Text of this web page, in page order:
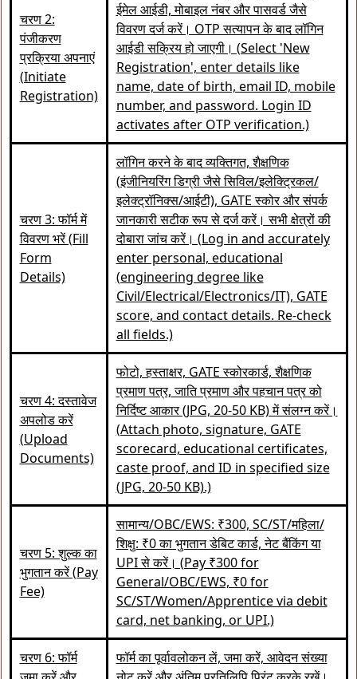
चरण 2:
पंजीकरण
प्रक्रिया अपनाएं
(Initiate
Registration)
ईमेल आईडी, मोबाइल नंबर और पासवर्ड जैसे
विवरण दर्ज करें। OTP सत्यापन के बाद लॉगिन
आईडी सक्रिय हो जाएगी। (Select 'New
Registration', enter details like
name, date of birth, email ID, mobile
number, and password. Login ID
activates after OTP verification.)
चरण 3: फॉर्म में
विवरण भरें (Fill
Form
Details)
लॉगिन करने के बाद व्यक्तिगत, शैक्षणिक
(इंजीनियरिंग डिग्री जैसे सिविल/इलेक्ट्रिकल/
इलेक्ट्रॉनिक्स/आईटी), GATE स्कोर और संपर्क
जानकारी सटीक रूप से दर्ज करें। सभी क्षेत्रों की
दोबारा जांच करें। (Log in and accurately
enter personal, educational
(engineering degree like
Civil/Electrical/Electronics/IT), GATE
score, and contact details. Re-check
all fields.)
चरण 4: दस्तावेज
अपलोड करें
(Upload
Documents)
फोटो, हस्ताक्षर, GATE स्कोरकार्ड, शैक्षणिक
प्रमाण पत्र, जाति प्रमाण और पहचान पत्र को
निर्दिष्ट आकार (JPG, 20-50 KB) में संलग्न करें।
(Attach photo, signature, GATE
scorecard, educational certificates,
caste proof, and ID in specified size
(JPG, 20-50 KB).)
चरण 5: शुल्क का
भुगतान करें (Pay
Fee)
सामान्य/OBC/EWS: ₹300, SC/ST/महिला/
शिक्षु: ₹0 का भुगतान डेबिट कार्ड, नेट बैंकिंग या
UPI से करें। (Pay ₹300 for
General/OBC/EWS, ₹0 for
SC/ST/Women/Apprentice via debit
card, net banking, or UPI.)
चरण 6: फॉर्म
फॉर्म का पूर्वावलोकन लें, जमा करें, आवेदन संख्या